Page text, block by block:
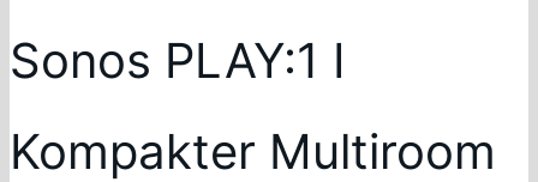
Sonos PLAY:1 I
Kompakter Multiroom